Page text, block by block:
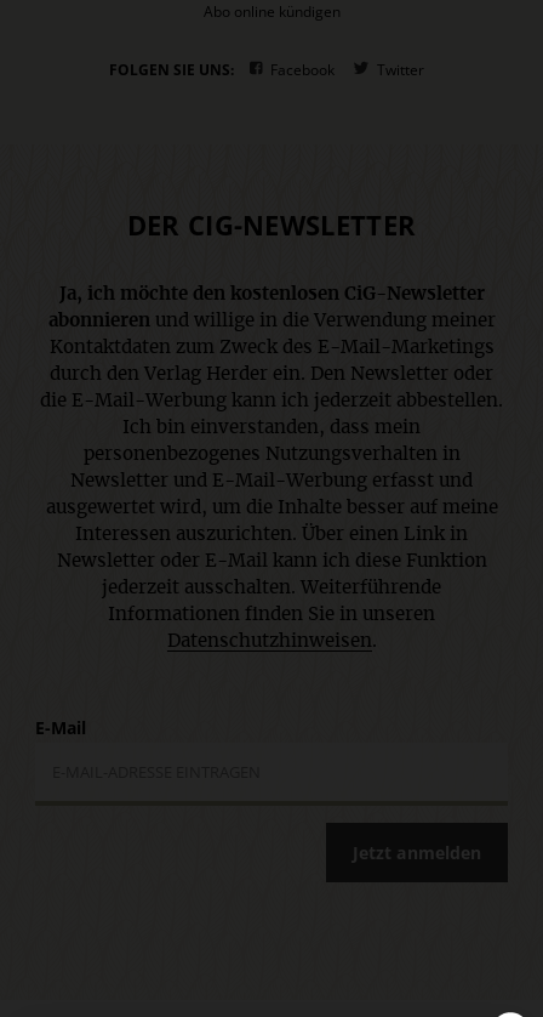
Abo online kündigen
FOLGEN SIE UNS: Facebook Twitter
DER CIG-NEWSLETTER
Ja, ich möchte den kostenlosen CiG-Newsletter
abonnierenund willige in die Verwendung meiner
Kontaktdaten zum Zweck des E-Mail-Marketings
durch den Verlag Herder ein. Den Newsletter oder
die E-Mail-Werbung kann ich jederzeit abbestellen.
Ich bin einverstanden, dass mein
personenbezogenes Nutzungsverhalten in
Newsletter und E-Mail-Werbung erfasst und
ausgewertet wird, um die Inhalte besser auf meine
Interessen auszurichten. Über einen Link in
Newsletter oder E-Mail kann ich diese Funktion
jederzeit ausschalten. Weiterführende
Informationen finden Sie in unseren
Datenschutzhinweisen.
E-Mail
Jetzt anmelden